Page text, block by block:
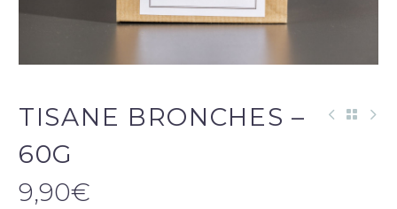
TISANE BRONCHES –
60G
9,90€